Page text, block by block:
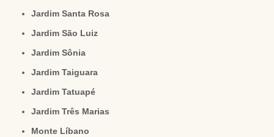
Jardim Santa Rosa
Jardim São Luiz
Jardim Sônia
Jardim Taiguara
Jardim Tatuapé
Jardim Três Marias
Monte Líbano